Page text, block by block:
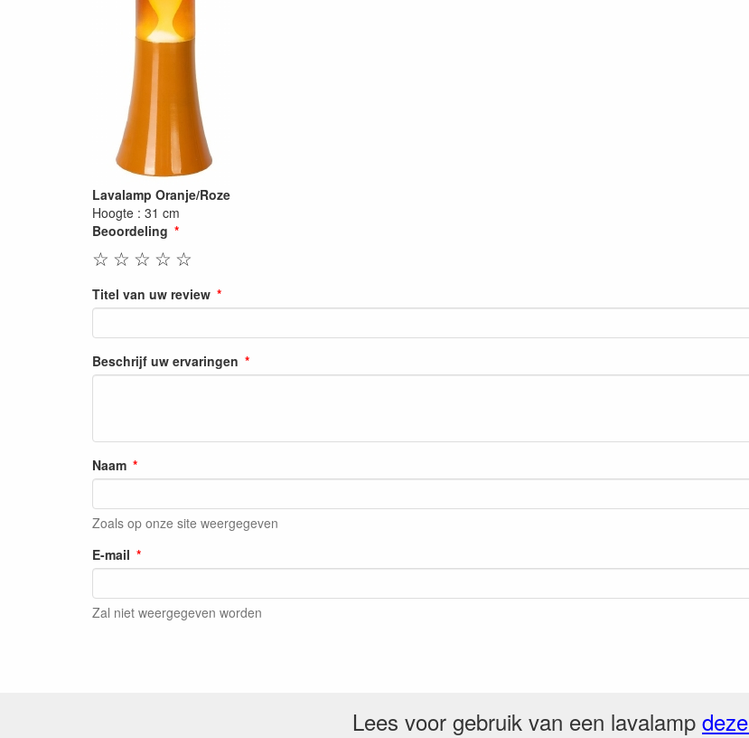
Lavalamp Oranje/Roze
Hoogte : 31 cm
Beoordeling
☆
☆
☆
☆
☆
Titel van uw review
Beschrijf uw ervaringen
Naam
Zoals op onze site weergegeven
E-mail
Zal niet weergegeven worden
Lees voor gebruik van een lavalamp